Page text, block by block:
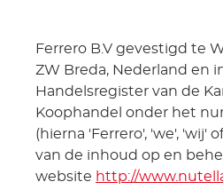
Ferrero B.V gevestigd te
ZW Breda, Nederland en
Handelsregister van de
Koophandel onder het
(hierna 'Ferrero', 'we', 'wij'
van de inhoud op en
website http://